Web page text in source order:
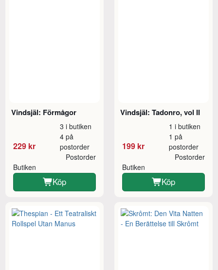
Vindsjäl: Förmågor
229 kr
3 i butiken
4 på
postorder
Butiken
Postorder
Köp
Vindsjäl: Tadonro, vol II
199 kr
1 i butiken
1 på
postorder
Butiken
Postorder
Köp